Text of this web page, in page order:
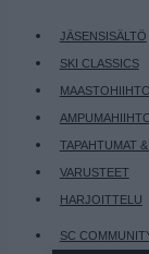
JÄSENSISÄLTÖ
SKI CLASSICS
MAASTOHIIHTO
TAPAHTUMAT
VARUSTEET
HARJOITTELU
SC